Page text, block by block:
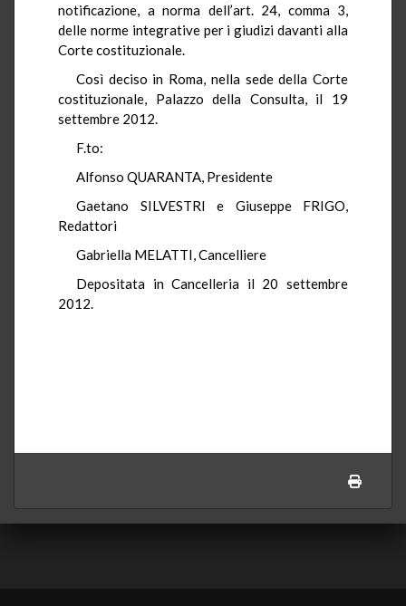
notificazione, a norma dell’art. 24, comma 3,
delle norme integrative per i giudizi davanti alla
Corte costituzionale.
Così deciso in Roma, nella sede della Corte
costituzionale, Palazzo della Consulta, il 19
settembre 2012.
F.to:
Alfonso QUARANTA, Presidente
Gaetano SILVESTRI e Giuseppe FRIGO,
Redattori
Gabriella MELATTI, Cancelliere
Depositata in Cancelleria il 20 settembre
2012.